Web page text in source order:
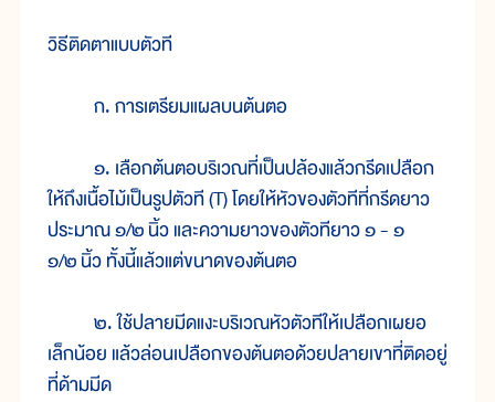
วิธีติดตาแบบตัวที
ก. การเตรียมแผลบนต้นตอ
๑. เลือกต้นตอบริเวณที่เป็นปล้องแล้วกรีดเปลือก
ให้ถึงเนื้อไม้เป็นรูปตัวที (T) โดยให้หัวของตัวทีที่กรีดยาว
ประมาณ ๑/๒นิ้ว และความยาวของตัวทียาว ๑ - ๑
๑/๒นิ้ว ทั้งนี้แล้วแต่ขนาดของต้นตอ
๒. ใช้ปลายมีดแงะบริเวณหัวตัวทีให้เปลือกเผยอ
เล็กน้อย แล้วล่อนเปลือกของต้นตอด้วยปลายเขาที่ติดอยู่
ที่ด้ามมีด